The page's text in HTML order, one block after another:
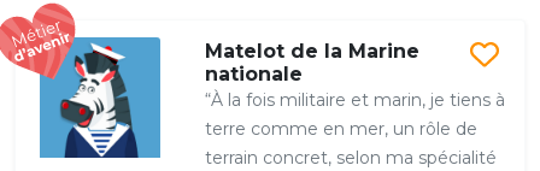
Matelot de la Marine
nationale
“À la fois militaire et marin, je tiens à
terre comme en mer, un rôle de
terrain concret, selon ma spécialité